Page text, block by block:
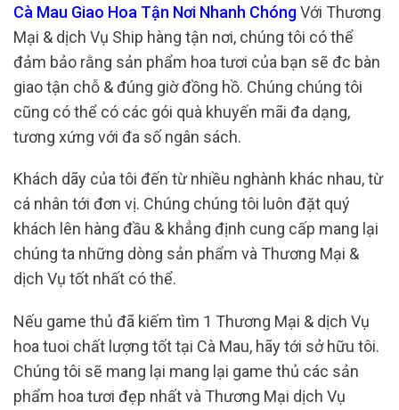
Cà Mau Giao Hoa Tận Nơi Nhanh ChóngVới Thương
Mại & dịch Vụ Ship hàng tận nơi, chúng tôi có thể
đảm bảo rằng sản phẩm hoa tươi của bạn sẽ đc bàn
giao tận chỗ & đúng giờ đồng hồ. Chúng chúng tôi
cũng có thể có các gói quà khuyến mãi đa dạng,
tương xứng với đa số ngân sách.
Khách dãy của tôi đến từ nhiều nghành khác nhau, từ
cá nhân tới đơn vị. Chúng chúng tôi luôn đặt quý
khách lên hàng đầu & khẳng định cung cấp mang lại
chúng ta những dòng sản phẩm và Thương Mại &
dịch Vụ tốt nhất có thể.
Nếu game thủ đã kiếm tìm 1 Thương Mại & dịch Vụ
hoa tuoi chất lượng tốt tại Cà Mau, hãy tới sở hữu tôi.
Chúng tôi sẽ mang lại mang lại game thủ các sản
phẩm hoa tươi đẹp nhất và Thương Mại dịch Vụ